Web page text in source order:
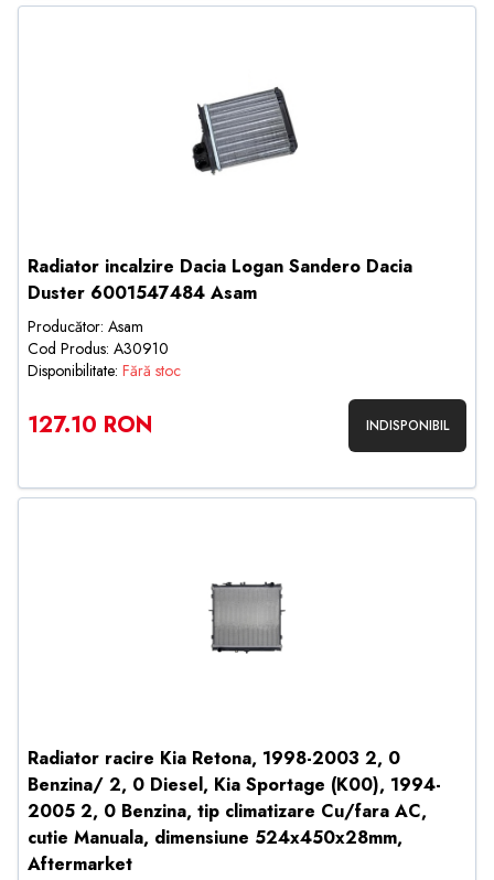
Radiator incalzire Dacia Logan Sandero Dacia
Duster 6001547484 Asam
Producător: Asam
Cod Produs: A30910
Disponibilitate: Fără stoc
127.10 RON INDISPONIBIL
Radiator racire Kia Retona, 1998-2003 2, 0
Benzina/ 2, 0 Diesel, Kia Sportage (K00), 1994-
2005 2, 0 Benzina, tip climatizare Cu/fara AC,
cutie Manuala, dimensiune 524x450x28mm,
Aftermarket